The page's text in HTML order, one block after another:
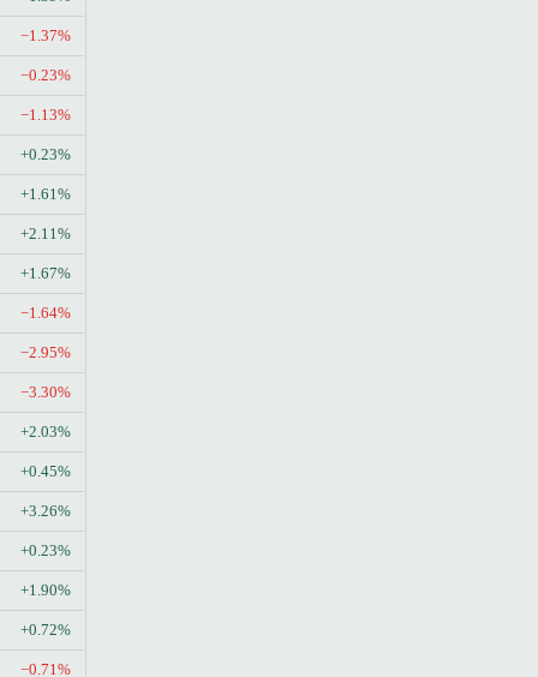
−1.37%
−0.23%
−1.13%
+0.23%
+1.61%
+2.11%
+1.67%
−1.64%
−2.95%
−3.30%
+2.03%
+0.45%
+3.26%
+0.23%
+1.90%
+0.72%
−0.71%